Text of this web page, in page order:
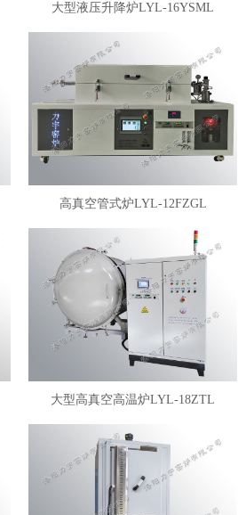
大型液压升降炉LYL-16YSML
高真空管式炉LYL-12FZGL
大型高真空高温炉LYL-18ZTL